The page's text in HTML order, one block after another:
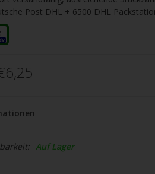
Post DHL + 6500 DHL
Auf Lager